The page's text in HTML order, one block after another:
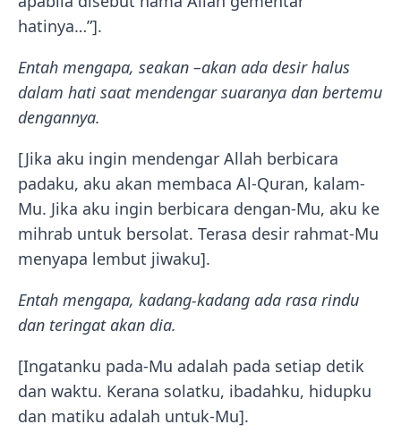
hatinya…”].
Entah mengapa, seakan –akan ada desir halus
dalam hati saat mendengar suaranya dan bertemu
dengannya.
[Jika aku ingin mendengar Allah berbicara
padaku, aku akan membaca Al-Quran, kalam-
Mu. Jika aku ingin berbicara dengan-Mu, aku ke
mihrab untuk bersolat. Terasa desir rahmat-Mu
menyapa lembut jiwaku].
Entah mengapa, kadang-kadang ada rasa rindu
dan teringat akan dia.
[Ingatanku pada-Mu adalah pada setiap detik
dan waktu. Kerana solatku, ibadahku, hidupku
dan matiku adalah untuk-Mu].